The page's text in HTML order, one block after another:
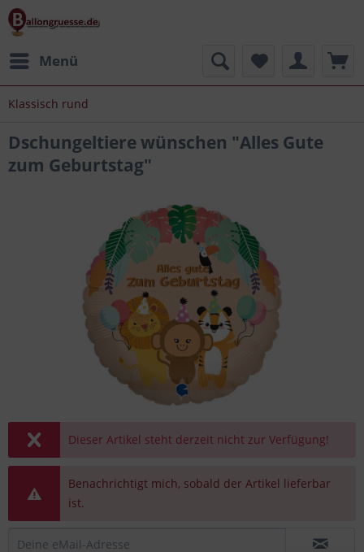
Menü
Klassisch rund
Dschungeltiere wünschen "Alles Gute
zum Geburtstag"
Dieser Artikel steht derzeit nicht zur Verfügung!
Benachrichtigt mich, sobald der Artikel lieferbar
ist.